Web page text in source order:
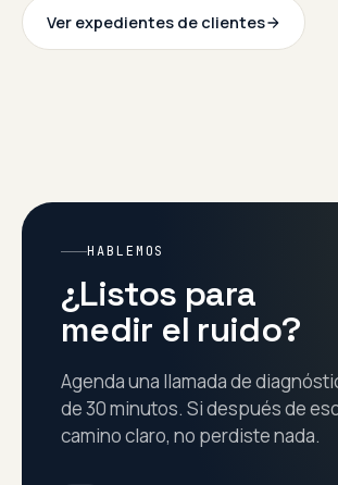
Ver expedientes de clientes
HABLEMOS
¿Listos para
medir el ruido?
Agenda una llamada de
de 30 minutos. Si después de
camino claro, no perdiste nada.